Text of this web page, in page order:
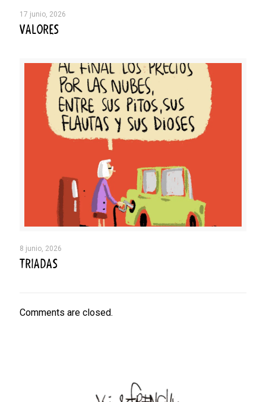
17 junio, 2026
VALORES
8 junio, 2026
TRIADAS
Comments are closed.